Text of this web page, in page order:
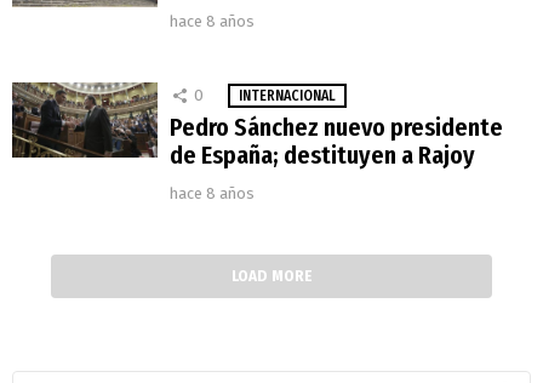
hace 8 años
0 INTERNACIONAL
Pedro Sánchez nuevo presidente
de España; destituyen a Rajoy
hace 8 años
LOAD MORE